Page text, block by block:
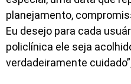
planejamento,
Eu desejo para cada
policlínica ele seja
verdadeiramente